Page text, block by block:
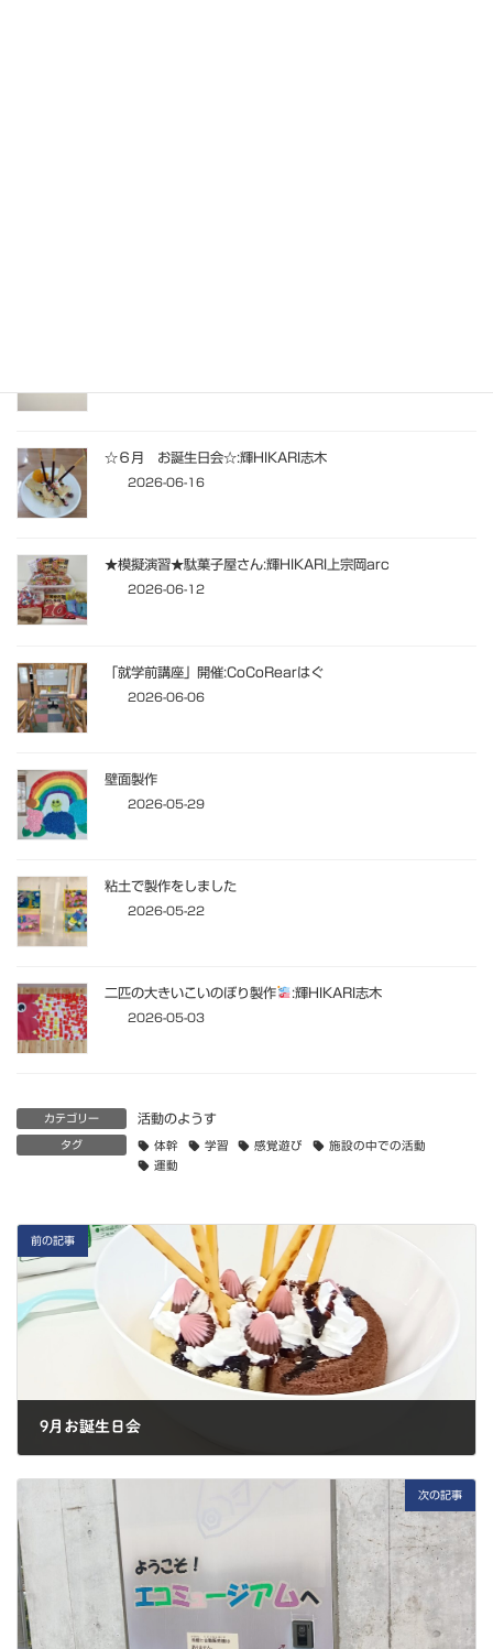
☆６月 お誕生日会☆:輝HIKARI志木
2026-06-16
★模擬演習★駄菓子屋さん:輝HIKARI上宗岡arc
2026-06-12
「就学前講座」開催:CoCoRearはぐ
2026-06-06
壁面製作
2026-05-29
粘土で製作をしました
2026-05-22
二匹の大きいこいのぼり製作 :輝HIKARI志木
2026-05-03
カテゴリー 活動のようす
タグ 体幹 学習 感覚遊び
施設の中での活動
運動
前の記事
9月お誕生日会
次の記事